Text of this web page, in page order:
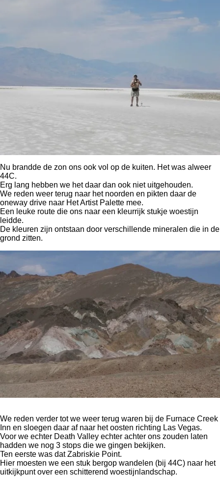
Nu brandde de zon ons ook vol op de kuiten. Het was alweer
44C.
Erg lang hebben we het daar dan ook niet uitgehouden.
We reden weer terug naar het noorden en pikten daar de
oneway drive naar Het Artist Palette mee.
Een leuke route die ons naar een kleurrijk stukje woestijn
leidde.
De kleuren zijn ontstaan door verschillende mineralen die in de
grond zitten.
We reden verder tot we weer terug waren bij de Furnace Creek
Inn en sloegen daar af naar het oosten richting Las Vegas.
Voor we echter Death Valley echter achter ons zouden laten
hadden we nog 3 stops die we gingen bekijken.
Ten eerste was dat Zabriskie Point.
Hier moesten we een stuk bergop wandelen (bij 44C) naar het
uitkijkpunt over een schitterend woestijnlandschap.